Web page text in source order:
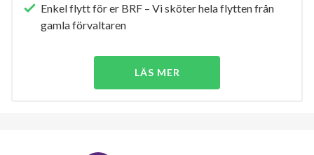
Enkel flytt för er BRF – Vi sköter hela flytten från
gamla förvaltaren
LÄS MER